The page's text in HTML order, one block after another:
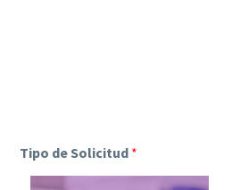
Tipo de Solicitud *